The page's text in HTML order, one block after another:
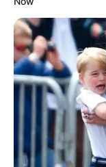
Azért is
figyeltem oda
hogy mit és
És nem
igenis elindultak
Bár annyira
ismernem.
Én most nem